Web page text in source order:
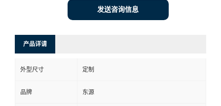
发送咨询信息
产品详请
外型尺寸 定制
品牌 东源